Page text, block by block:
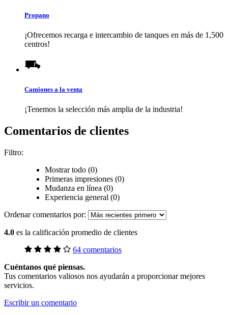
Propano
¡Ofrecemos recarga e intercambio de tanques en más de 1,500
centros!
Camiones a la venta
¡Tenemos la selección más amplia de la industria!
Comentarios de clientes
Filtro:
Mostrar todo (0)
Primeras impresiones (0)
Mudanza en línea (0)
Experiencia general (0)
Ordenar comentarios por:
4.0 es la calificación promedio de clientes
64 comentarios
Cuéntanos qué piensas.
Tus comentarios valiosos nos ayudarán a proporcionar mejores
servicios.
Escribir un comentario